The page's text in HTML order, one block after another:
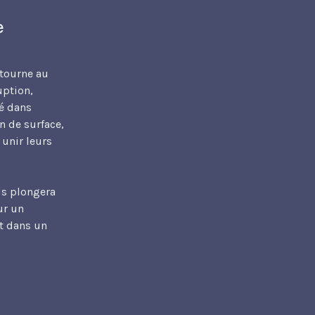
au
dans
de surface,
unir leurs
plongera
un
dans un